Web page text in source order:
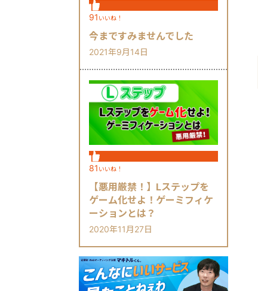
91 いいね！
今まですみませんでした
2021年9月14日
81 いいね！
【悪用厳禁！】Lステップを
ゲーム化せよ！ゲーミフィケ
ーションとは？
2020年11月27日